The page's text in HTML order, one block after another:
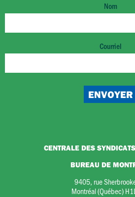
Nom
Courriel
CENTRALE DES
BUREAU DE
9405, rue
Montréal (Québec)